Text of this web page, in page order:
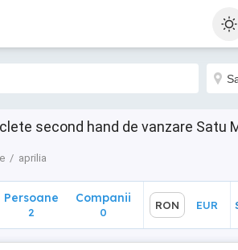
second hand de vanzare Satu
aprilia
Persoane
2
Companii
0
RON EUR